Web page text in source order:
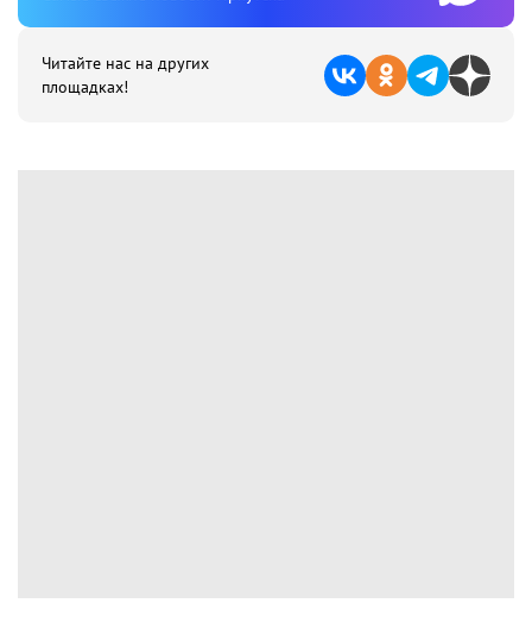
Читайте нас на других
площадках!